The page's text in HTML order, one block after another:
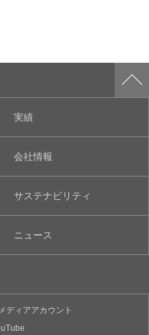
実績
会社情報
サステナビリティ
ニュース
ディアアカウント